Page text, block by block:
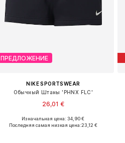
ПРЕДЛОЖЕНИЕ
NIKE SPORTSWEAR
Обычный Штаны 'PHNX FLC'
26,01 €
Доступные размеры: 34, 36, 38, 40, 42
Изначальная цена: 34,90 €
Последняя самая низкая цена:23,12 €